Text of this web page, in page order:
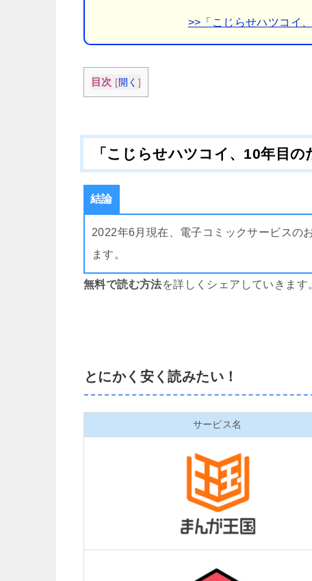
>>「こじらせハツコイ
目次 [開く ]
「こじらせハツコイ、10年目
結論
2022年6月現在、電子コミックサービスの
ます。
無料で読む方法を詳しくシェアしていきます
とにかく安く読みたい！
サービス名